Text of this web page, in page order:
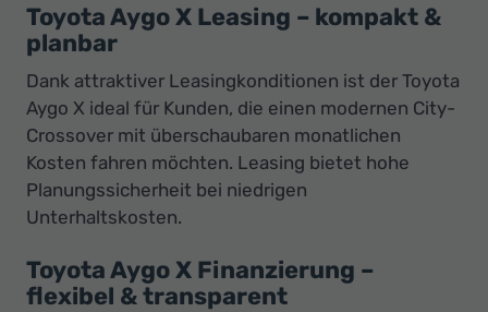
Toyota Aygo X Leasing – kompakt &
planbar
Dank attraktiver Leasingkonditionen ist der Toyota
Aygo X ideal für Kunden, die einen modernen City-
Crossover mit überschaubaren monatlichen
Kosten fahren möchten. Leasing bietet hohe
Planungssicherheit bei niedrigen
Unterhaltskosten.
Toyota Aygo X Finanzierung –
flexibel & transparent